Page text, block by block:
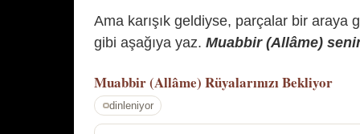
Ama karışık geldiyse, parçalar bir araya
gibi aşağıya yaz. Muabbir (Allâme)
Muabbir (Allâme) Rüyalarınızı Bekliyor
dinleniyor